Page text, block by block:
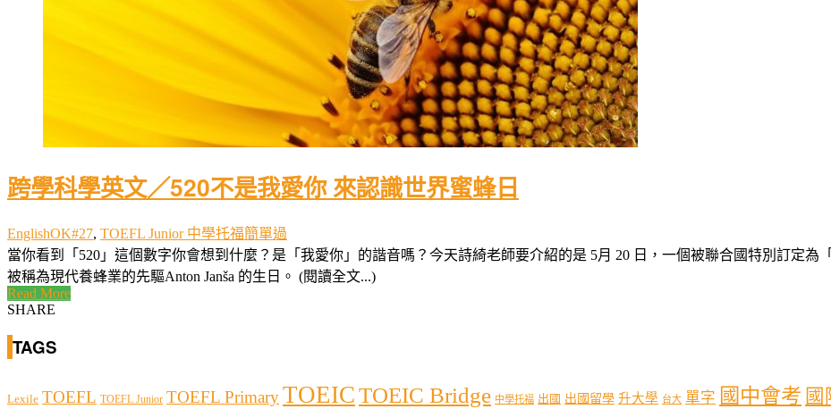
跨學科學英文／520不是我愛你 來認識世界蜜蜂日
EnglishOK#27, TOEFL Junior 中學托福簡單過
當你看到「520」這個數字你會想到什麼？是「我愛你」的諧音嗎？今天詩綺老師要介紹的是 5月 20 日，一個被聯合國特別訂定為
被稱為現代養蜂業的先驅Anton Janša 的生日。 (閱讀全文...)
Read More
SHARE
TAGS
Lexile TOEFL TOEFL Junior TOEFL PrimaryTOEICTOEIC Bridge 中學托福 出國 出國留學 升大學 台大 單字 國中會考 國